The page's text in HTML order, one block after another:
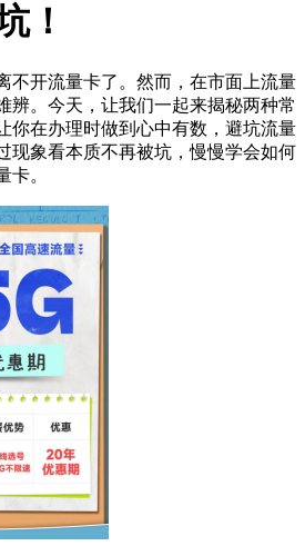
！
不开流量卡了。然而，在市面上流量
辨。今天，让我们一起来揭秘两种常
你在办理时做到心中有数，避坑流量
现象看本质不再被坑，慢慢学会如何
卡。